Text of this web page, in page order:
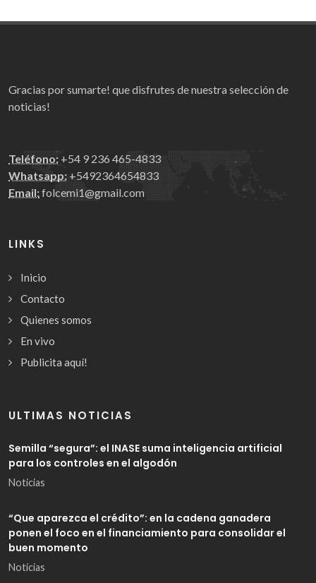
Gracias por sumarte! que disfrutes de nuestra selección de
noticias!
Teléfono: +54 9 236 465-4833
Whatsapp: +5492364654833
Email:folcemi1@gmail.com
LINKS
Inicio
Contacto
Quienes somos
En vivo
Publicita aquí!
ULTIMAS NOTICIAS
Semilla “segura”: el INASE suma inteligencia artificial
para los controles en el algodón
Noticias
“Que aparezca el crédito”: en la cadena ganadera
ponen el foco en el financiamiento para consolidar el
buen momento
Noticias